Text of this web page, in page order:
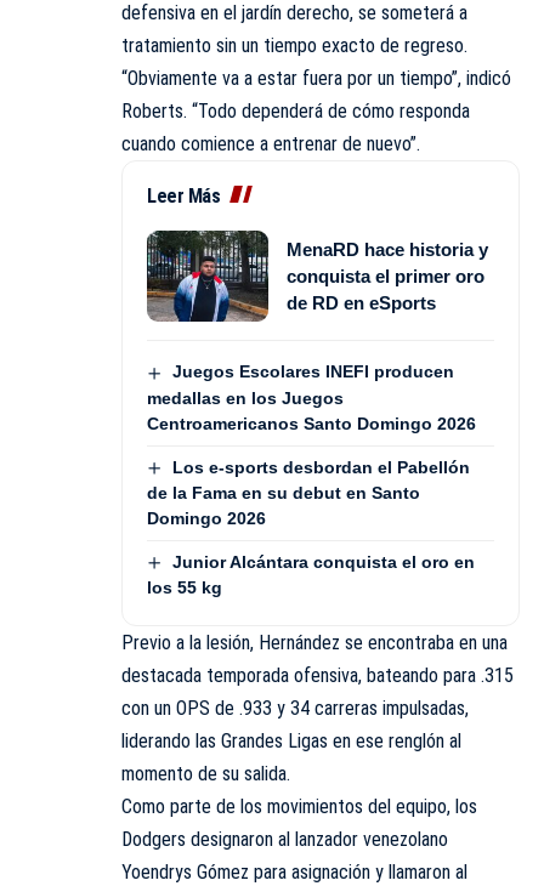
defensiva en el jardín derecho, se someterá a
tratamiento sin un tiempo exacto de regreso.
“Obviamente va a estar fuera por un tiempo”, indicó
Roberts. “Todo dependerá de cómo responda
cuando comience a entrenar de nuevo”.
Leer Más
MenaRD hace historia y
conquista el primer oro
de RD en eSports
Juegos Escolares INEFI producen
medallas en los Juegos
Centroamericanos Santo Domingo 2026
Los e-sports desbordan el Pabellón
de la Fama en su debut en Santo
Domingo 2026
Junior Alcántara conquista el oro en
los 55 kg
Previo a la lesión, Hernández se encontraba en una
destacada temporada ofensiva, bateando para .315
con un OPS de .933 y 34 carreras impulsadas,
liderando las Grandes Ligas en ese renglón al
momento de su salida.
Como parte de los movimientos del equipo, los
Dodgers designaron al lanzador venezolano
Yoendrys Gómez para asignación y llamaron al